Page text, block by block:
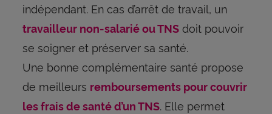
indépendant. En cas d’arrêt de travail, un
travailleur non-salarié ou TNSdoit pouvoir
se soigner et préserver sa santé.
Une bonne complémentaire santé propose
de meilleurs remboursements pour couvrir
les frais de santé d’un TNS. Elle permet